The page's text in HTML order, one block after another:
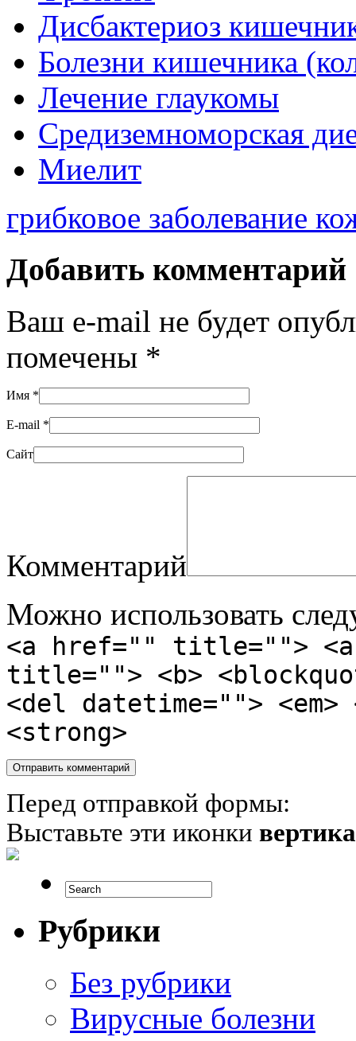
Дисбактериоз
Болезни кишечника
Лечение глаукомы
Cредиземноморская
Миелит
грибковое заболевание
Добавить комментарий
Ваш e-mail не будет
помечены *
Имя *
E-mail *
Сайт
Комментарий
Можно использовать
<a href="" title="">
title=""> <b>
<del datetime="">
<strong>
Перед отправкой формы:
Выставьте эти иконки
Рубрики
Без рубрики
Вирусные болезни